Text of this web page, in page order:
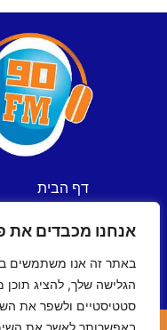
אנחנו מכבדים את
הגלישה שלך, להציג
סטטיסטיים ולשפר את
דף הבית
ספורט
תכניות
לוח שידורים